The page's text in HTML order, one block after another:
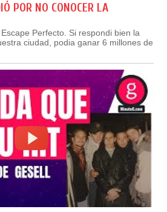
POR NO CONOCER LA
Perfecto. Si respondi bien la
ciudad, podia ganar 6 millones de